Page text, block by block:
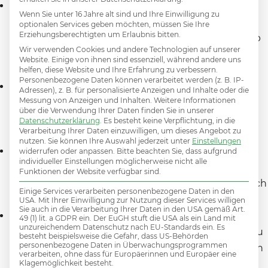
Sie übernehmen die Rolle im technischen Support
und Kundendienst als Ansprechpartner für alle
Fragen betreffend Spezifikation, Installation, Betrieb
und Wartung der verkauften Klima- und
Heizsystemen.
Sie organisieren technisch gelagerte Prozesse im
Unternehmen (wie zB Gewährleistung,
Reklamationsmanagement) und arbeiten an
komplexeren Angebotskalkulationen mit.
Sie führen technische Trainings und Fortbildungen
für die Teams der Installationsbetriebe durch -
größtenteils am Standort in Wien, fallweise aber auch
vor Ort bei den Partnerbetrieben.
Neben dem Kollegen/der Kollegin im
Verkaufsaußendienst fungieren Sie als Bindeglied zu
den Kunden und tragen maßgeblich zur steigenden
Loyalisierung in der Zielgruppe bei.
Wenn Sie unter 16 Jahre alt sind und Ihre Einwilligung zu
optionalen Services geben möchten, müssen Sie Ihre
Erziehungsberechtigten um Erlaubnis bitten.
Wir verwenden Cookies und andere Technologien auf unserer
Website. Einige von ihnen sind essenziell, während andere uns
helfen, diese Website und Ihre Erfahrung zu verbessern.
Personenbezogene Daten können verarbeitet werden (z. B. IP-
Adressen), z. B. für personalisierte Anzeigen und Inhalte oder die
Messung von Anzeigen und Inhalten. Weitere Informationen
über die Verwendung Ihrer Daten finden Sie in unserer
Datenschutzerklärung Es besteht keine Verpflichtung, in die
Verarbeitung Ihrer Daten einzuwilligen, um dieses Angebot zu
nutzen. Sie können Ihre Auswahl jederzeit unter Einstellungen
widerrufen oder anpassen. Bitte beachten Sie, dass aufgrund
individueller Einstellungen möglicherweise nicht alle
Funktionen der Website verfügbar sind.
Einige Services verarbeiten personenbezogene Daten in den
USA. Mit Ihrer Einwilligung zur Nutzung dieser Services willigen
Sie auch in die Verarbeitung Ihrer Daten in den USA gemäß Art.
49 (1) lit. a GDPR ein. Der EuGH stuft die USA als ein Land mit
unzureichendem Datenschutz nach EU-Standards ein. Es
besteht beispielsweise die Gefahr, dass US-Behörden
personenbezogene Daten in Überwachungsprogrammen
verarbeiten, ohne dass für Europäerinnen und Europäer eine
Klagemöglichkeit besteht.